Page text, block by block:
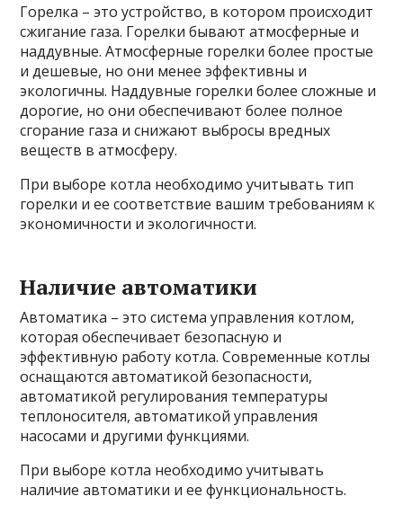
Горелка – это устройство, в котором происходит
сжигание газа. Горелки бывают атмосферные и
наддувные. Атмосферные горелки более простые
и дешевые, но они менее эффективны и
экологичны. Наддувные горелки более сложные и
дорогие, но они обеспечивают более полное
сгорание газа и снижают выбросы вредных
веществ в атмосферу.
При выборе котла необходимо учитывать тип
горелки и ее соответствие вашим требованиям к
экономичности и экологичности.
Наличие автоматики
Автоматика – это система управления котлом,
которая обеспечивает безопасную и
эффективную работу котла. Современные котлы
оснащаются автоматикой безопасности,
автоматикой регулирования температуры
теплоносителя, автоматикой управления
насосами и другими функциями.
При выборе котла необходимо учитывать
наличие автоматики и ее функциональность.